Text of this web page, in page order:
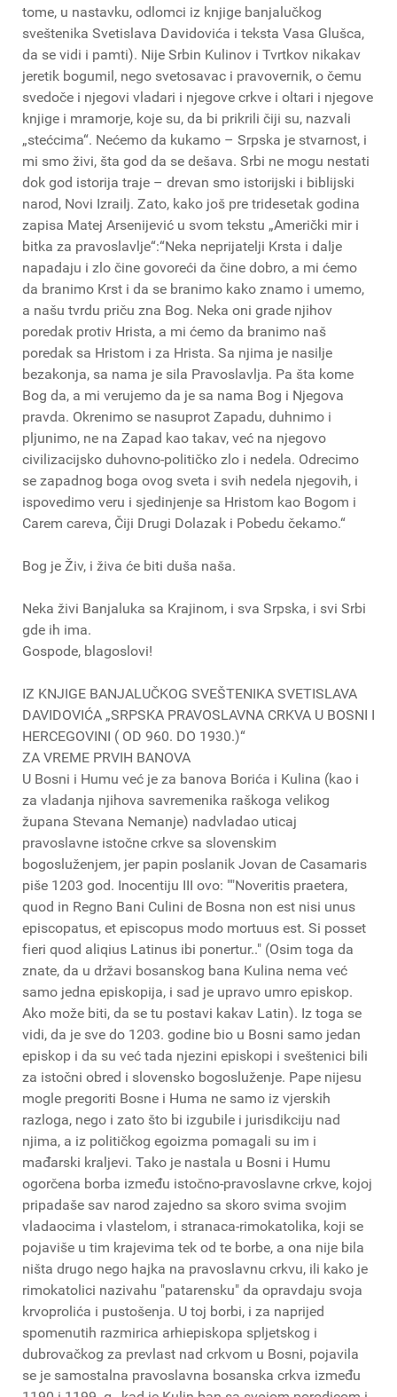
tome, u nastavku, odlomci iz knjige banjalučkog
sveštenika Svetislava Davidovića i teksta Vasa Glušca,
da se vidi i pamti). Nije Srbin Kulinov i Tvrtkov nikakav
jeretik bogumil, nego svetosavac i pravovernik, o čemu
svedoče i njegovi vladari i njegove crkve i oltari i njegove
knjige i mramorje, koje su, da bi prikrili čiji su, nazvali
„stećcima“. Nećemo da kukamo – Srpska je stvarnost, i
mi smo živi, šta god da se dešava. Srbi ne mogu nestati
dok god istorija traje – drevan smo istorijski i biblijski
narod, Novi Izrailj. Zato, kako još pre tridesetak godina
zapisa Matej Arsenijević u svom tekstu „Američki mir i
bitka za pravoslavlje“:“Neka neprijatelji Krsta i dalje
napadaju i zlo čine govoreći da čine dobro, a mi ćemo
da branimo Krst i da se branimo kako znamo i umemo,
a našu tvrdu priču zna Bog. Neka oni grade njihov
poredak protiv Hrista, a mi ćemo da branimo naš
poredak sa Hristom i za Hrista. Sa njima je nasilje
bezakonja, sa nama je sila Pravoslavlja. Pa šta kome
Bog da, a mi verujemo da je sa nama Bog i Njegova
pravda. Okrenimo se nasuprot Zapadu, duhnimo i
pljunimo, ne na Zapad kao takav, već na njegovo
civilizacijsko duhovno-političko zlo i nedela. Odrecimo
se zapadnog boga ovog sveta i svih nedela njegovih, i
ispovedimo veru i sjedinjenje sa Hristom kao Bogom i
Carem careva, Čiji Drugi Dolazak i Pobedu čekamo.“
Bog je Živ, i živa će biti duša naša.
Neka živi Banjaluka sa Krajinom, i sva Srpska, i svi Srbi
gde ih ima.
Gospode, blagoslovi!
IZ KNJIGE BANJALUČKOG SVEŠTENIKA SVETISLAVA
DAVIDOVIĆA „SRPSKA PRAVOSLAVNA CRKVA U BOSNI I
HERCEGOVINI ( OD 960. DO 1930.)“
ZA VREME PRVIH BANOVA
U Bosni i Humu već je za banova Borića i Kulina (kao i
za vladanja njihova savremenika raškoga velikog
župana Stevana Nemanje) nadvladao uticaj
pravoslavne istočne crkve sa slovenskim
bogosluženjem, jer papin poslanik Jovan de Casamaris
piše 1203 god. Inocentiju III ovo: ""Noveritis praetera,
quod in Regno Bani Culini de Bosna non est nisi unus
episcopatus, et episcopus modo mortuus est. Si posset
fieri quod aliqius Latinus ibi ponertur.." (Osim toga da
znate, da u državi bosanskog bana Kulina nema već
samo jedna episkopija, i sad je upravo umro episkop.
Ako može biti, da se tu postavi kakav Latin). Iz toga se
vidi, da je sve do 1203. godine bio u Bosni samo jedan
episkop i da su već tada njezini episkopi i sveštenici bili
za istočni obred i slovensko bogosluženje. Pape nijesu
mogle pregoriti Bosne i Huma ne samo iz vjerskih
razloga, nego i zato što bi izgubile i jurisdikciju nad
njima, a iz političkog egoizma pomagali su im i
mađarski kraljevi. Tako je nastala u Bosni i Humu
ogorčena borba između istočno-pravoslavne crkve, kojoj
pripadaše sav narod zajedno sa skoro svima svojim
vladaocima i vlastelom, i stranaca-rimokatolika, koji se
pojaviše u tim krajevima tek od te borbe, a ona nije bila
ništa drugo nego hajka na pravoslavnu crkvu, ili kako je
rimokatolici nazivahu "patarensku" da opravdaju svoja
krvoprolića i pustošenja. U toj borbi, i za naprijed
spomenutih razmirica arhiepiskopa spljetskog i
dubrovačkog za prevlast nad crkvom u Bosni, pojavila
se je samostalna pravoslavna bosanska crkva između